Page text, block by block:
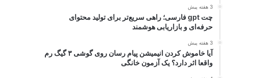
3 هفته پیش
چت gpt فارسی؛ راهی سریع‌تر برای تولید محتوای
حرفه‌ای و بازاریابی هوشمند
3 هفته پیش
آیا خاموش کردن انیمیشن پیام رسان روی گوشی ۳ گیگ رم
واقعا اثر دارد؟ یک آزمون خانگی